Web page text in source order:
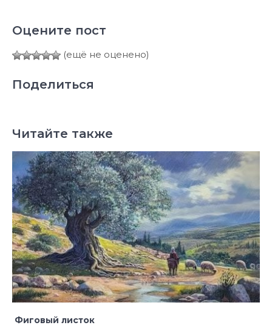
Оцените пост
(ещё не оценено)
Поделиться
Читайте также
Фиговый листок